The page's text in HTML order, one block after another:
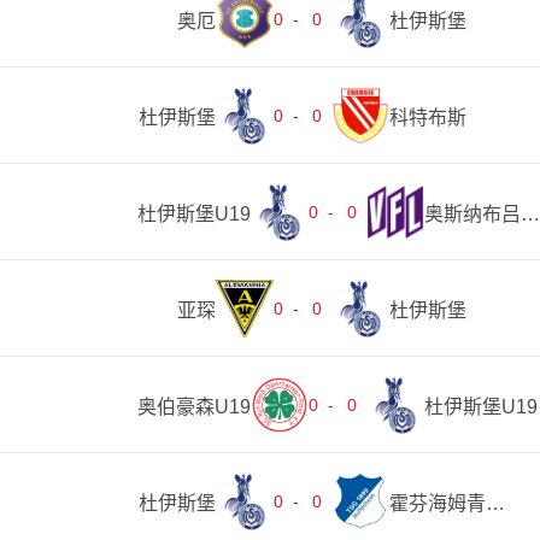
奥厄 0 - 0 杜伊斯堡
杜伊斯堡 0 - 0 科特布斯
杜伊斯堡U19 0 - 0 奥斯纳布吕克U19
亚琛 0 - 0 杜伊斯堡
奥伯豪森U19 0 - 0 杜伊斯堡U19
杜伊斯堡 0 - 0 霍芬海姆青年队